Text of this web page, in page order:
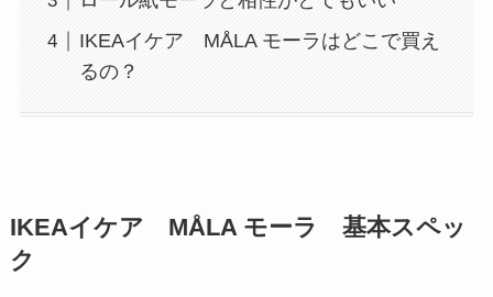
IKEAイケア MÅLA モーラはどこで買え
るの？
IKEAイケア MÅLA モーラ
基本スペッ
ク